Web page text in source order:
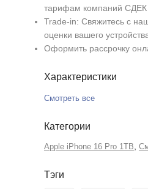
тарифам компаний СДЕК
Trade-in: Свяжитесь с
оценки вашего
Оформить рассрочку
Характеристики
Смотреть все
Категории
Apple iPhone 16 Pro 1TB
Тэги